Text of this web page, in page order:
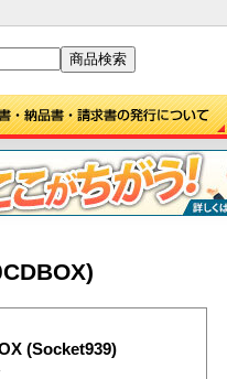
(Socket939)